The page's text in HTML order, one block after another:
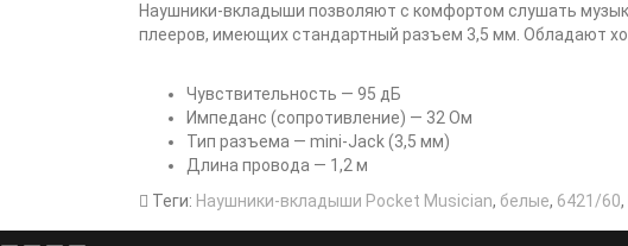
Наушники-вкладыши позволяют с комфортом слушать
плееров, имеющих стандартный разъем 3,5 мм. Обладают
Чувствительность — 95 дБ
Импеданс (сопротивление) — 32 Ом
Тип разъема — mini-Jack (3,5 мм)
Длина провода — 1,2 м
Теги: Наушники-вкладыши Pocket Musician, белые, 6421/60,